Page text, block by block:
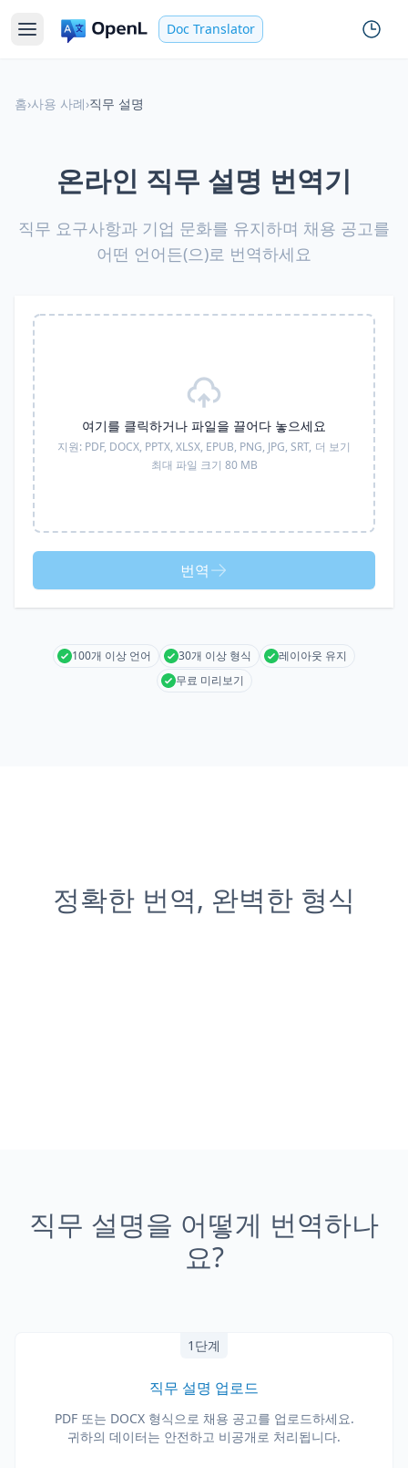
Doc Translator
홈›사용 사례›직무 설명
온라인 직무 설명 번역기
직무 요구사항과 기업 문화를 유지하며 채용 공고를
어떤 언어든(으)로 번역하세요
여기를 클릭하거나 파일을 끌어다 놓으세요
지원: PDF, DOCX, PPTX, XLSX, EPUB, PNG, JPG, SRT, 더 보기
최대 파일 크기 80 MB
번역
100개 이상 언어 30개 이상 형식
레이아웃 유지
무료 미리보기
정확한 번역, 완벽한 형식
직무 설명을 어떻게 번역하나
요?
1단계
직무 설명 업로드
PDF 또는 DOCX 형식으로 채용 공고를 업로드하세요.
귀하의 데이터는 안전하고 비공개로 처리됩니다.